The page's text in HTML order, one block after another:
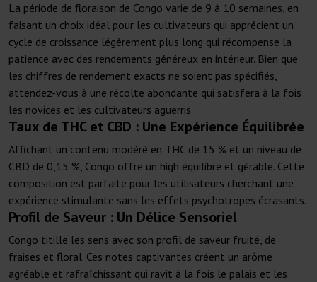
La période de floraison de Congo varie de 9 à 10 semaines, en
faisant un choix idéal pour les cultivateurs qui apprécient un
cycle de croissance légèrement plus long qui récompense la
patience avec des rendements généreux en intérieur. Bien que
les chiffres de rendement exacts ne soient pas spécifiés,
attendez-vous à une récolte abondante qui satisfera à la fois
les novices et les cultivateurs aguerris.
Taux de THC et CBD : Une Expérience Équilibrée
Affichant un contenu modéré en THC de 15 % et un niveau de
CBD de 0,15 %, Congo offre un high équilibré et gérable. Cette
composition est parfaite pour les utilisateurs cherchant une
expérience stimulante sans les effets psychotropes écrasants.
Profil de Saveur : Un Délice Sensoriel
Congo titille les sens avec son profil de saveur fruité, de
fraises et floral. Ces notes captivantes créent un arôme
agréable et rafraîchissant qui ravit à la fois le palais et les